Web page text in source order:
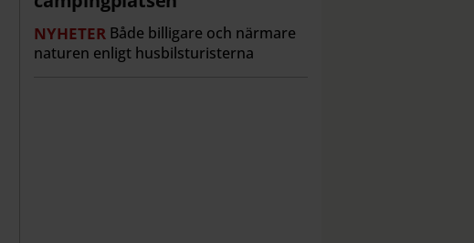
NYHETER Både billigare och närmare
naturen enligt husbilsturisterna